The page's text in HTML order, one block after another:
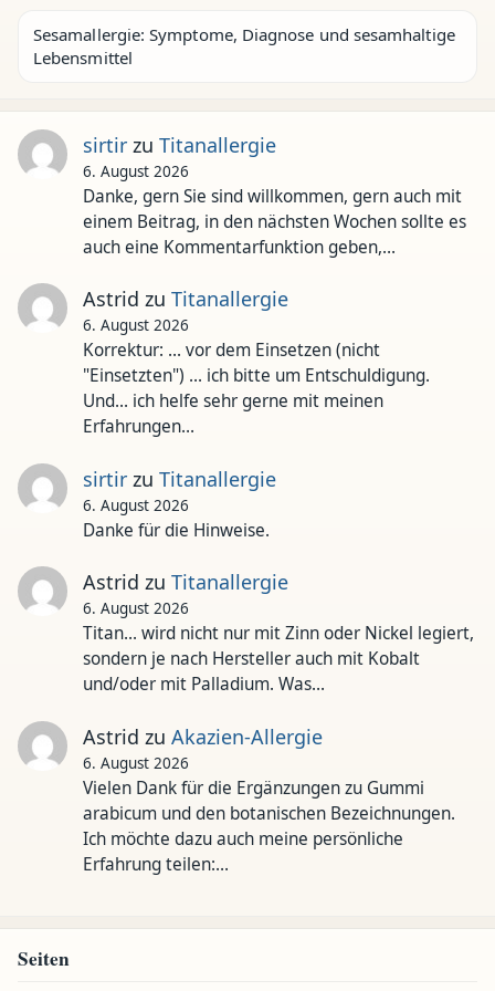
Sesamallergie: Symptome, Diagnose und sesamhaltige
Lebensmittel
sirtirzu Titanallergie
6. August 2026
Danke, gern Sie sind willkommen, gern auch mit
einem Beitrag, in den nächsten Wochen sollte es
auch eine Kommentarfunktion geben,…
Astrid zu Titanallergie
6. August 2026
Korrektur: ... vor dem Einsetzen (nicht
"Einsetzten") ... ich bitte um Entschuldigung.
Und... ich helfe sehr gerne mit meinen
Erfahrungen…
sirtirzu Titanallergie
6. August 2026
Danke für die Hinweise.
Astrid zu Titanallergie
6. August 2026
Titan... wird nicht nur mit Zinn oder Nickel legiert,
sondern je nach Hersteller auch mit Kobalt
und/oder mit Palladium. Was…
Astrid zu Akazien-Allergie
6. August 2026
Vielen Dank für die Ergänzungen zu Gummi
arabicum und den botanischen Bezeichnungen.
Ich möchte dazu auch meine persönliche
Erfahrung teilen:…
Seiten